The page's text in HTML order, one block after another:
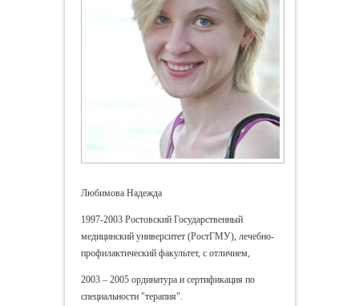
Любимова Надежда
1997-2003 Ростовский Государственный
медицинский университет (РостГМУ), лечебно-
профилактический факультет, с отличием,
2003 – 2005 ординатура и сертификация по
специальности "терапия".